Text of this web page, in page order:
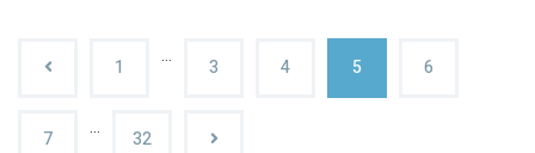
1 … 3 4 5 6
7 … 32